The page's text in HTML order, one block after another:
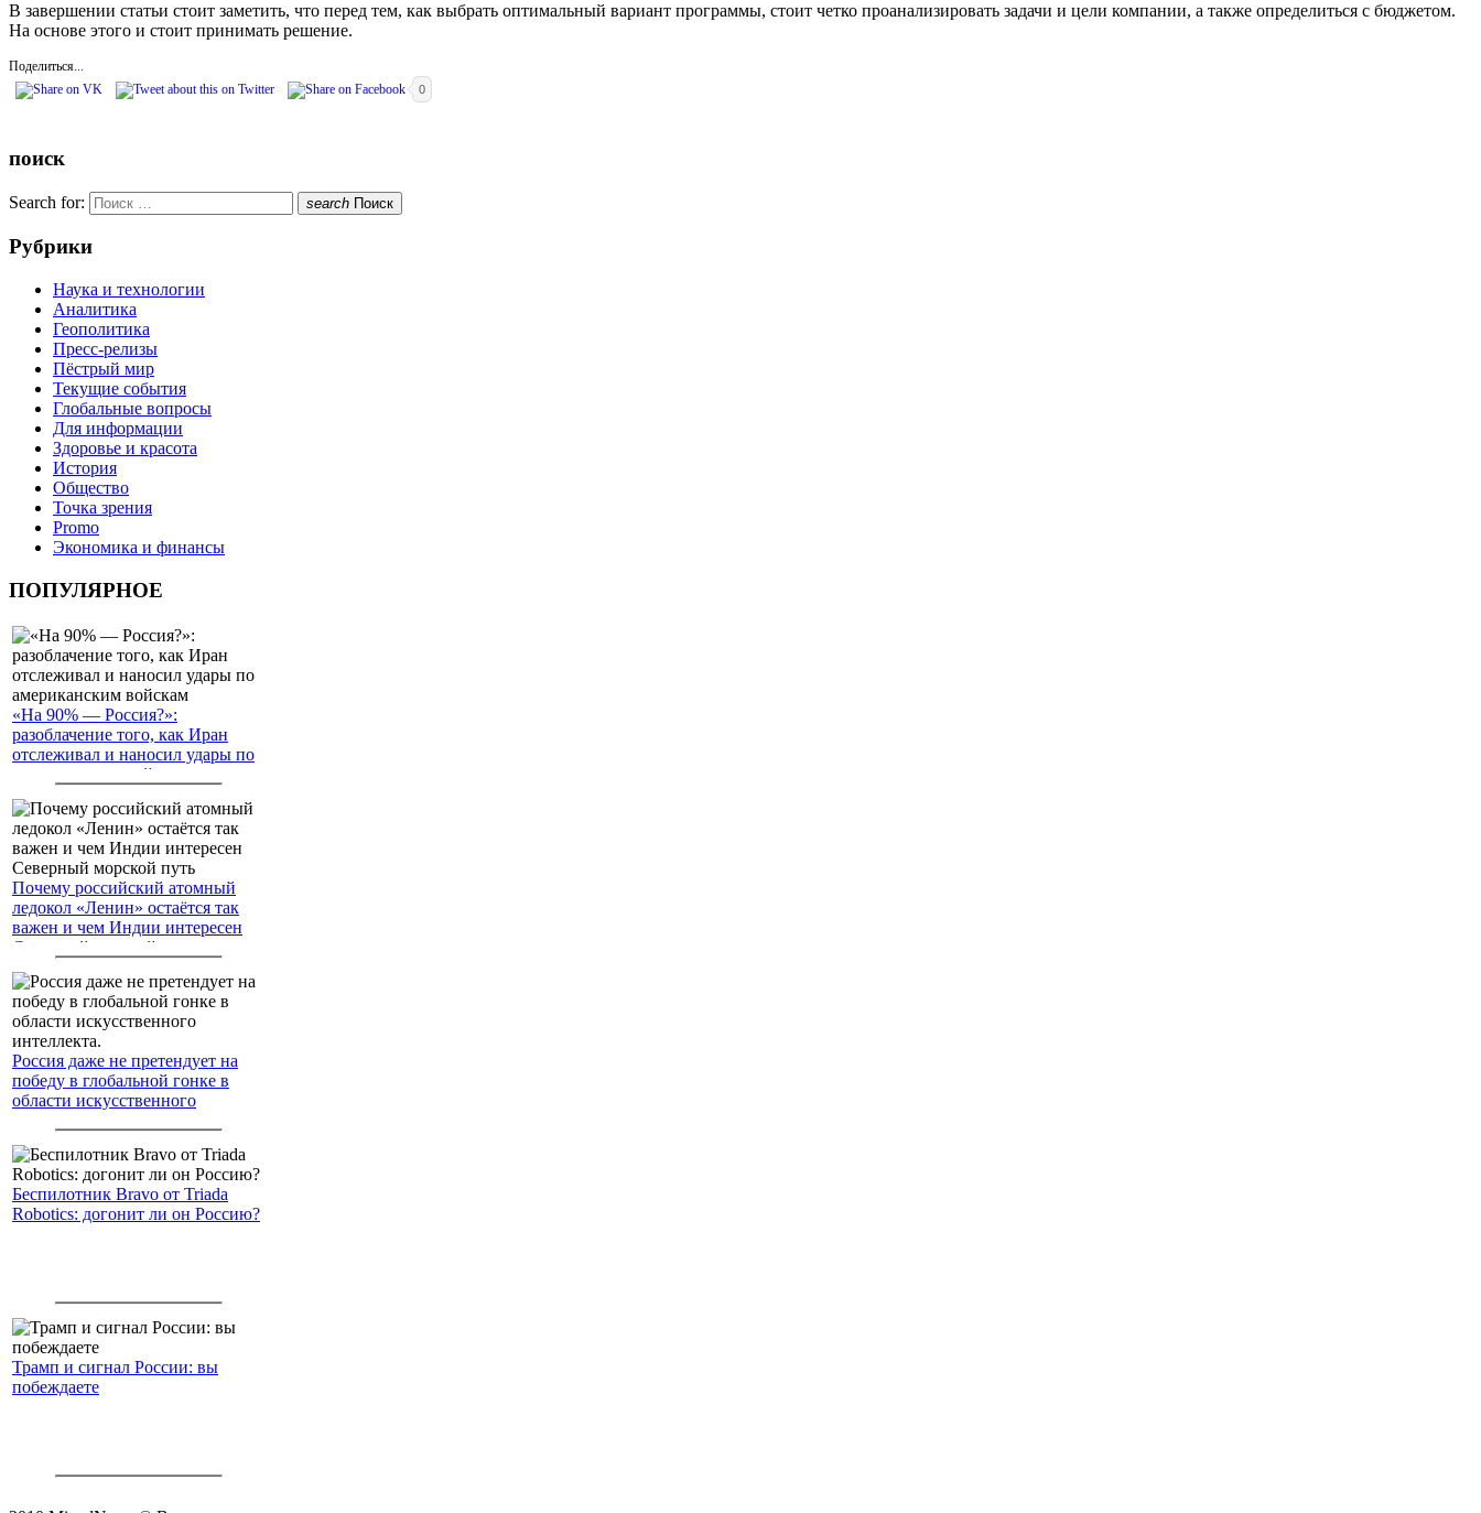
В завершении статьи стоит заметить, что перед тем, как выбрать оптимальный вариант программы, стоит четко проанализировать задачи и цели компании, а также определиться с бюджетом.
На основе этого и стоит принимать решение.
Поделиться...
0
поиск
Search for: search Поиск
Рубрики
Наука и технологии
Аналитика
Геополитика
Пресс-релизы
Пёстрый мир
Текущие события
Глобальные вопросы
Для информации
Здоровье и красота
История
Общество
Точка зрения
Promo
Экономика и финансы
ПОПУЛЯРНОЕ
«На 90% — Россия?»:
разоблачение того, как Иран
отслеживал и наносил удары по
американским войскам
Почему российский атомный
ледокол «Ленин» остаётся так
важен и чем Индии интересен
Северный морской путь
Россия даже не претендует на
победу в глобальной гонке в
области искусственного
Беспилотник Bravo от Triada
Robotics: догонит ли он Россию?
Трамп и сигнал России: вы
побеждаете